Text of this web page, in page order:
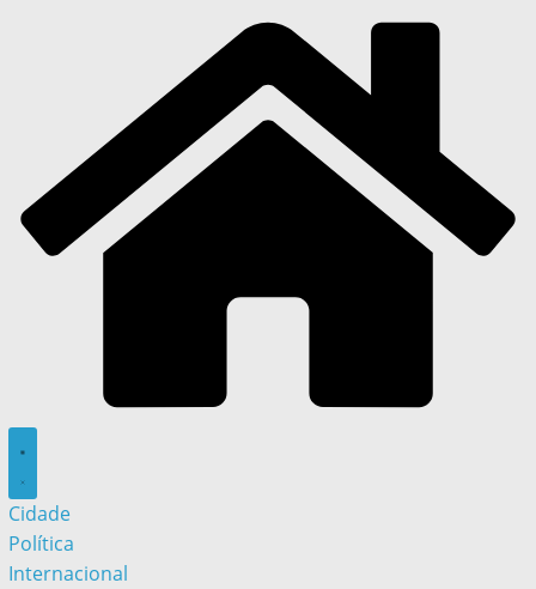
Cidade
Política
Internacional